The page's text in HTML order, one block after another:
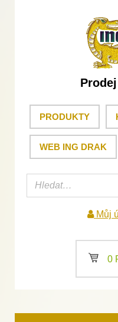
PRODUKTY
WEB ING DRAK
Můj
a 0